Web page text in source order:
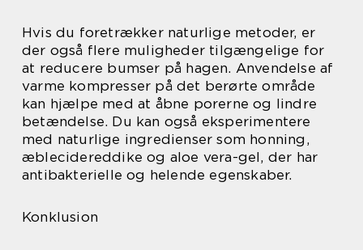
Hvis du foretrækker naturlige metoder, er
der også flere muligheder tilgængelige for
at reducere bumser på hagen. Anvendelse af
varme kompresser på det berørte område
kan hjælpe med at åbne porerne og lindre
betændelse. Du kan også eksperimentere
med naturlige ingredienser som honning,
æblecidereddike og aloe vera-gel, der har
antibakterielle og helende egenskaber.
Konklusion